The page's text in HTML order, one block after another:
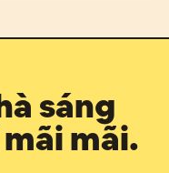
sáng
mãi.